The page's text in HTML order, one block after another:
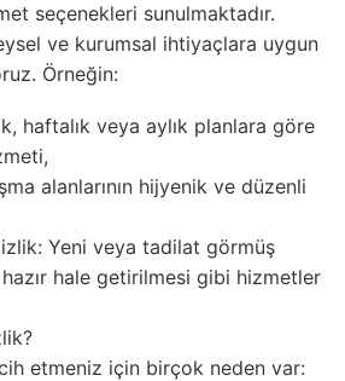
seçenekleri sunulmaktadır.
ve kurumsal ihtiyaçlara uygun
Örneğin:
haftalık veya aylık planlara göre
alanlarının hijyenik ve düzenli
Yeni veya tadilat görmüş
hazır hale getirilmesi gibi hizmetler
etmeniz için birçok neden var: